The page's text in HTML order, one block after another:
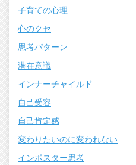
子育ての心理
心のクセ
思考パターン
潜在意識
インナーチャイルド
自己受容
自己肯定感
変わりたいのに変われない
インポスター思考